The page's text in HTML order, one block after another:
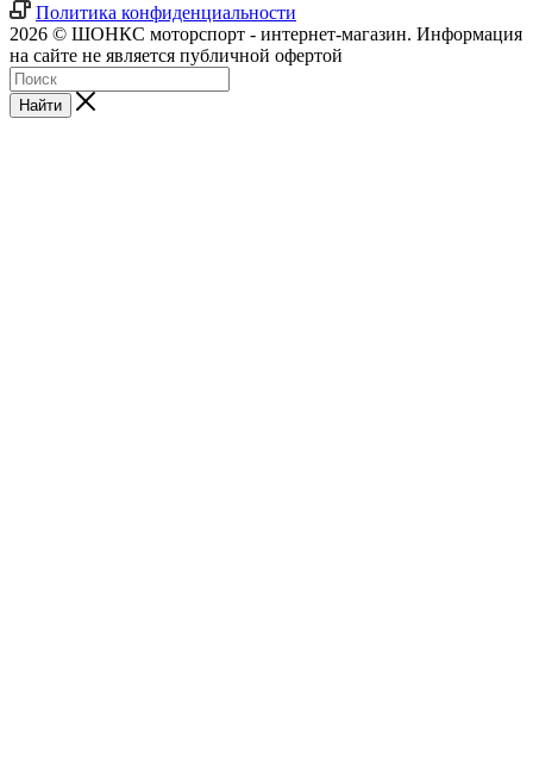
Политика конфиденциальности
2026 © ШОНКС моторспорт - интернет-магазин. Информация
на сайте не является публичной офертой
Найти